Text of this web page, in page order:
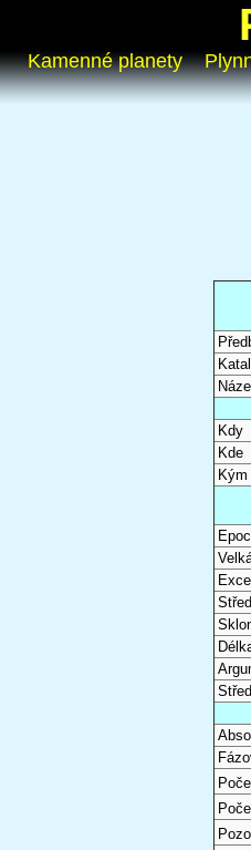
Kamenné planety
Kdy
Kde
Kým